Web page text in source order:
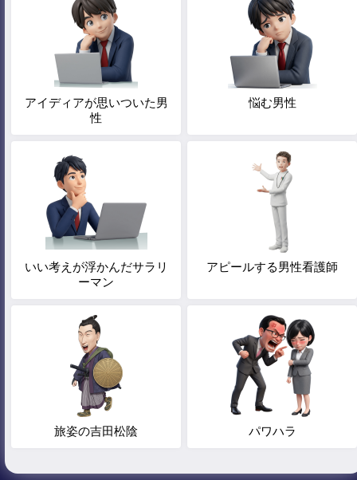
アイディアが思いついた男
性
悩む男性
いい考えが浮かんだサラリ
ーマン
アピールする男性看護師
旅姿の吉田松陰 パワハラ